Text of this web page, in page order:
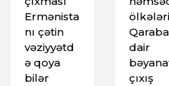
Ermənista
nı çətin
vəziyyətd
ə qoya
bilər
ölkələri
dair
çıxış